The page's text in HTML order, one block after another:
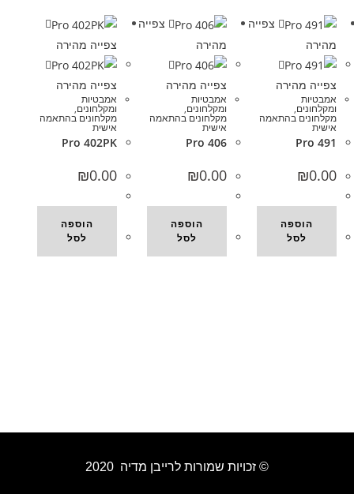
צפייה מהירה
צפייה מהירה
אמבטיות
ומקלחונים,
מקלחונים בהתאמה
אישית
Pro 402PK
₪0.00
הוספה
לסל
צפייה
מהירה
צפייה מהירה
אמבטיות
ומקלחונים,
מקלחונים בהתאמה
אישית
Pro 406
₪0.00
הוספה
לסל
צפייה
מהירה
צפייה מהירה
אמבטיות
ומקלחונים,
מקלחונים בהתאמה
אישית
Pro 491
₪0.00
הוספה
לסל
© זכויות שמורות לרייבן מדיה 2020